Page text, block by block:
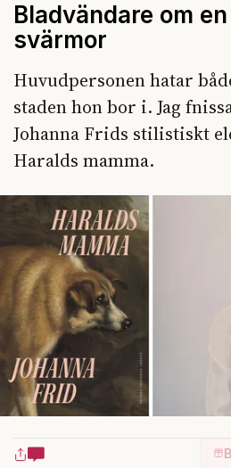
Bladvändare om
svärmor
Huvudpersonen hatar
staden hon bor i. Jag
Johanna Frids stilistiskt
Haralds mamma.